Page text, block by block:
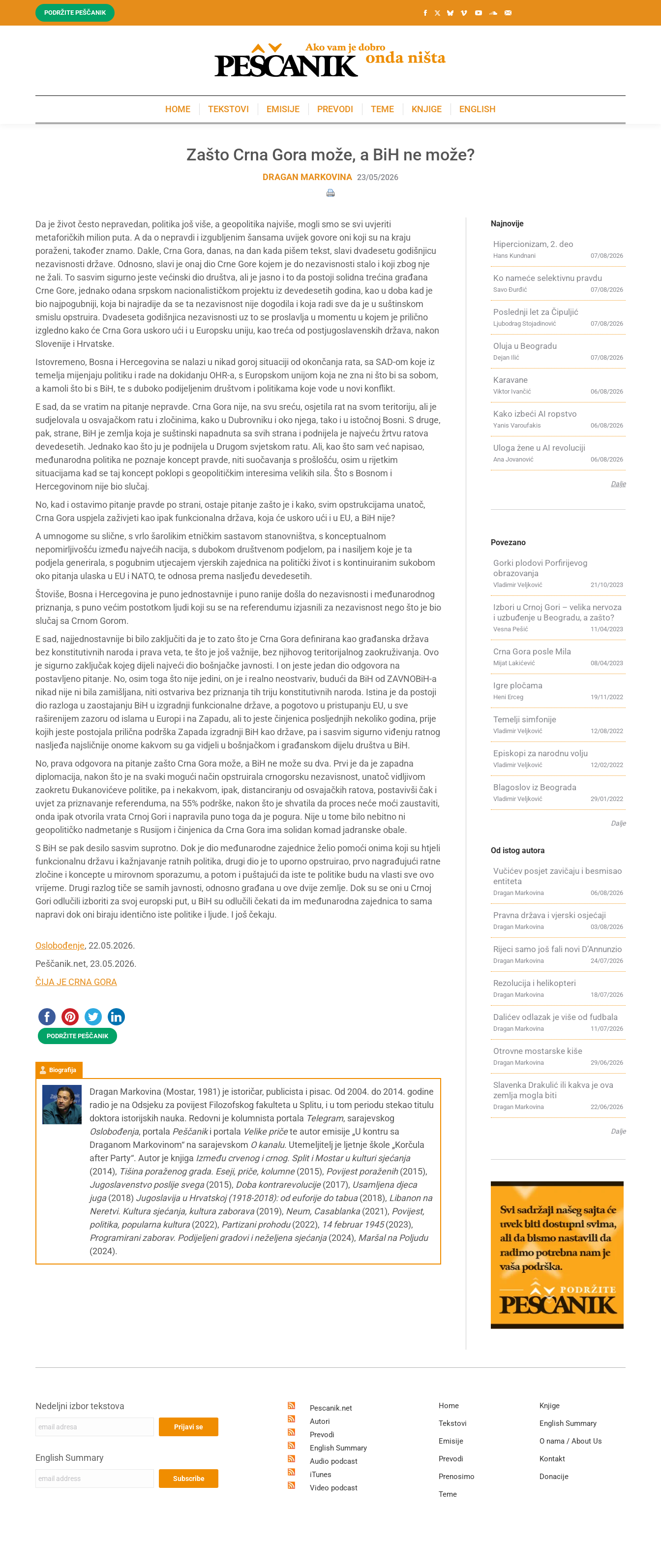
PODRŽITE PEŠČANIK
HOME TEKSTOVI EMISIJE PREVODI TEME KNJIGE ENGLISH
Zašto Crna Gora može, a BiH ne može?
DRAGAN MARKOVINA 23/05/2026
Da je život često nepravedan, politika još više, a geopolitika najviše, mogli smo se svi uvjeriti
metaforičkih milion puta. A da o nepravdi i izgubljenim šansama uvijek govore oni koji su na kraju
poraženi, također znamo. Dakle, Crna Gora, danas, na dan kada pišem tekst, slavi dvadesetu godišnjicu
nezavisnosti države. Odnosno, slavi je onaj dio Crne Gore kojem je do nezavisnosti stalo i koji zbog nje
ne žali. To sasvim sigurno jeste većinski dio društva, ali je jasno i to da postoji solidna trećina građana
Crne Gore, jednako odana srpskom nacionalističkom projektu iz devedesetih godina, kao u doba kad je
bio najpogubniji, koja bi najradije da se ta nezavisnost nije dogodila i koja radi sve da je u suštinskom
smislu opstruira. Dvadeseta godišnjica nezavisnosti uz to se proslavlja u momentu u kojem je prilično
izgledno kako će Crna Gora uskoro ući i u Europsku uniju, kao treća od postjugoslavenskih država, nakon
Slovenije i Hrvatske.
Istovremeno, Bosna i Hercegovina se nalazi u nikad goroj situaciji od okončanja rata, sa SAD-om koje iz
temelja mijenjaju politiku i rade na dokidanju OHR-a, s Europskom unijom koja ne zna ni što bi sa sobom,
a kamoli što bi s BiH, te s duboko podijeljenim društvom i politikama koje vode u novi konflikt.
E sad, da se vratim na pitanje nepravde. Crna Gora nije, na svu sreću, osjetila rat na svom teritoriju, ali je
sudjelovala u osvajačkom ratu i zločinima, kako u Dubrovniku i oko njega, tako i u istočnoj Bosni. S druge,
pak, strane, BiH je zemlja koja je suštinski napadnuta sa svih strana i podnijela je najveću žrtvu ratova
devedesetih. Jednako kao što ju je podnijela u Drugom svjetskom ratu. Ali, kao što sam već napisao,
međunarodna politika ne poznaje koncept pravde, niti suočavanja s prošlošću, osim u rijetkim
situacijama kad se taj koncept poklopi s geopolitičkim interesima velikih sila. Što s Bosnom i
Hercegovinom nije bio slučaj.
No, kad i ostavimo pitanje pravde po strani, ostaje pitanje zašto je i kako, svim opstrukcijama unatoč,
Crna Gora uspjela zaživjeti kao ipak funkcionalna država, koja će uskoro ući i u EU, a BiH nije?
A umnogome su slične, s vrlo šarolikim etničkim sastavom stanovništva, s konceptualnom
nepomirljivošću između najvećih nacija, s dubokom društvenom podjelom, pa i nasiljem koje je ta
podjela generirala, s pogubnim utjecajem vjerskih zajednica na politički život i s kontinuiranim sukobom
oko pitanja ulaska u EU i NATO, te odnosa prema nasljeđu devedesetih.
Štoviše, Bosna i Hercegovina je puno jednostavnije i puno ranije došla do nezavisnosti i međunarodnog
priznanja, s puno većim postotkom ljudi koji su se na referendumu izjasnili za nezavisnost nego što je bio
slučaj sa Crnom Gorom.
E sad, najjednostavnije bi bilo zaključiti da je to zato što je Crna Gora definirana kao građanska država
bez konstitutivnih naroda i prava veta, te što je još važnije, bez njihovog teritorijalnog zaokruživanja. Ovo
je sigurno zaključak kojeg dijeli najveći dio bošnjačke javnosti. I on jeste jedan dio odgovora na
postavljeno pitanje. No, osim toga što nije jedini, on je i realno neostvariv, budući da BiH od ZAVNOBiH-a
nikad nije ni bila zamišljana, niti ostvariva bez priznanja tih triju konstitutivnih naroda. Istina je da postoji
dio razloga u zaostajanju BiH u izgradnji funkcionalne države, a pogotovo u pristupanju EU, u sve
raširenijem zazoru od islama u Europi i na Zapadu, ali to jeste činjenica posljednjih nekoliko godina, prije
kojih jeste postojala prilična podrška Zapada izgradnji BiH kao države, pa i sasvim sigurno viđenju ratnog
nasljeđa najsličnije onome kakvom su ga vidjeli u bošnjačkom i građanskom dijelu društva u BiH.
No, prava odgovora na pitanje zašto Crna Gora može, a BiH ne može su dva. Prvi je da je zapadna
diplomacija, nakon što je na svaki mogući način opstruirala crnogorsku nezavisnost, unatoč vidljivom
zaokretu Đukanovićeve politike, pa i nekakvom, ipak, distanciranju od osvajačkih ratova, postavivši čak i
uvjet za priznavanje referenduma, na 55% podrške, nakon što je shvatila da proces neće moći zaustaviti,
onda ipak otvorila vrata Crnoj Gori i napravila puno toga da je pogura. Nije u tome bilo nebitno ni
geopolitičko nadmetanje s Rusijom i činjenica da Crna Gora ima solidan komad jadranske obale.
S BiH se pak desilo sasvim suprotno. Dok je dio međunarodne zajednice želio pomoći onima koji su htjeli
funkcionalnu državu i kažnjavanje ratnih politika, drugi dio je to uporno opstruirao, prvo nagrađujući ratne
zločine i koncepte u mirovnom sporazumu, a potom i puštajući da iste te politike budu na vlasti sve ovo
vrijeme. Drugi razlog tiče se samih javnosti, odnosno građana u ove dvije zemlje. Dok su se oni u Crnoj
Gori odlučili izboriti za svoj europski put, u BiH su odlučili čekati da im međunarodna zajednica to sama
napravi dok oni biraju identično iste politike i ljude. I još čekaju.
Oslobođenje, 22.05.2026.
Peščanik.net, 23.05.2026.
ČIJA JE CRNA GORA
PODRŽITE PEŠČANIK
Biografija
Dragan Markovina (Mostar, 1981) je istoričar, publicista i pisac. Od 2004. do 2014. godine
radio je na Odsjeku za povijest Filozofskog fakulteta u Splitu, i u tom periodu stekao titulu
doktora istorijskih nauka. Redovni je kolumnista portala Telegram, sarajevskog
Oslobođenja, portala Peščaniki portala Velike pričete autor emisije „U kontru sa
Draganom Markovinom“ na sarajevskom O kanalu. Utemeljitelj je ljetnje škole „Korčula
after Party“. Autor je knjiga Između crvenog i crnog. Split i Mostar u kulturi sjećanja
(2014), Tišina poraženog grada. Eseji, priče, kolumne(2015), Povijest poraženih(2015),
Jugoslavenstvo poslije svega(2015), Doba kontrarevolucije(2017), Usamljena djeca
juga(2018) Jugoslavija u Hrvatskoj (1918-2018): od euforije do tabua(2018), Libanon na
Neretvi. Kultura sjećanja, kultura zaborava(2019), Neum, Casablanka(2021), Povijest,
politika, popularna kultura(2022), Partizani prohodu(2022), 14 februar 1945(2023),
Programirani zaborav. Podijeljeni gradovi i neželjena sjećanja(2024), Maršal na Poljudu
(2024).
Najnovije
Hipercionizam, 2. deo
07/08/2026
Hans Kundnani
Ko nameće selektivnu pravdu
07/08/2026
Savo Đurđić
Poslednji let za Čipuljić
07/08/2026
Ljubodrag Stojadinović
Oluja u Beogradu
07/08/2026
Dejan Ilić
Karavane
06/08/2026
Viktor Ivančić
Kako izbeći AI ropstvo
06/08/2026
Yanis Varoufakis
Uloga žene u AI revoluciji
06/08/2026
Ana Jovanović
Dalje
Povezano
Gorki plodovi Porfirijevog
obrazovanja
21/10/2023
Vladimir Veljković
Izbori u Crnoj Gori – velika nervoza
i uzbuđenje u Beogradu, a zašto?
11/04/2023
Vesna Pešić
Crna Gora posle Mila
08/04/2023
Mijat Lakićević
Igre pločama
19/11/2022
Heni Erceg
Temelji simfonije
12/08/2022
Vladimir Veljković
Episkopi za narodnu volju
12/02/2022
Vladimir Veljković
Blagoslov iz Beograda
29/01/2022
Vladimir Veljković
Dalje
Od istog autora
Vučićev posjet zavičaju i besmisao
entiteta
06/08/2026
Dragan Markovina
Pravna država i vjerski osjećaji
03/08/2026
Dragan Markovina
Rijeci samo još fali novi D’Annunzio
24/07/2026
Dragan Markovina
Rezolucija i helikopteri
18/07/2026
Dragan Markovina
Dalićev odlazak je više od fudbala
11/07/2026
Dragan Markovina
Otrovne mostarske kiše
29/06/2026
Dragan Markovina
Slavenka Drakulić ili kakva je ova
zemlja mogla biti
22/06/2026
Dragan Markovina
Dalje
Nedeljni izbor tekstova
English Summary
Pescanik.net
Autori
Prevodi
English Summary
Audio podcast
iTunes
Video podcast
Home
Tekstovi
Emisije
Prevodi
Prenosimo
Teme
Knjige
English Summary
O nama / About Us
Kontakt
Donacije
KNJIGE ENGLISH